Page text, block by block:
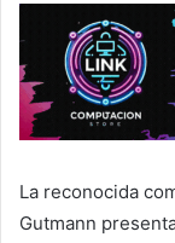
La reconocida
Gutmann